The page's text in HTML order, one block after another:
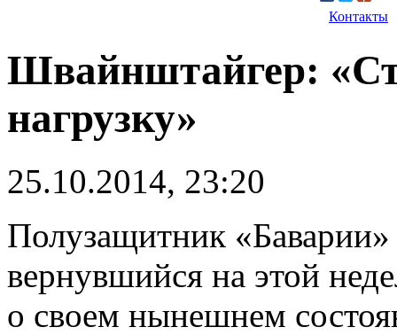
Контакты
Швайнштайгер:
нагрузку»
25.10.2014, 23:20
Полузащитник
вернувшийся на этой
о своем нынешнем